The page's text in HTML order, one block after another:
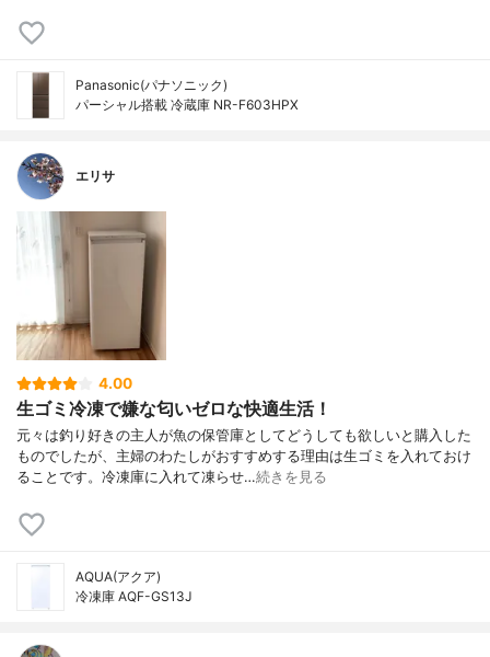
Panasonic(パナソニック)
パーシャル搭載 冷蔵庫 NR-F603HPX
エリサ
4.00
生ゴミ冷凍で嫌な匂いゼロな快適生活！
元々は釣り好きの主人が魚の保管庫としてどうしても欲しいと購入した
ものでしたが、主婦のわたしがおすすめする理由は生ゴミを入れておけ
ることです。冷凍庫に入れて凍らせ…続きを見る
AQUA(アクア)
冷凍庫 AQF-GS13J